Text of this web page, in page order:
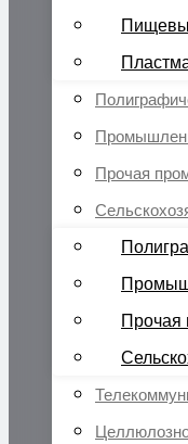
Прочая
Прочая